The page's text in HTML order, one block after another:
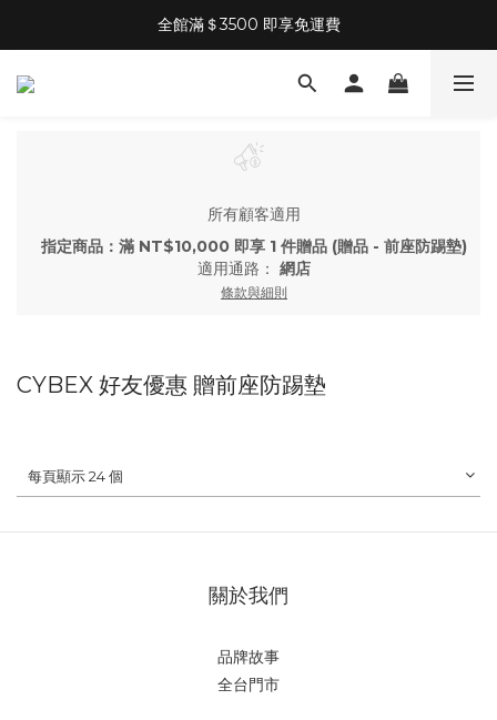
全館滿＄3500 即享免運費
所有顧客適用
指定商品：滿 NT$10,000 即享 1 件贈品 (贈品 - 前座防踢墊)
適用通路： 網店
條款與細則
CYBEX 好友優惠 贈前座防踢墊
每頁顯示 24 個
關於我們
品牌故事
全台門市